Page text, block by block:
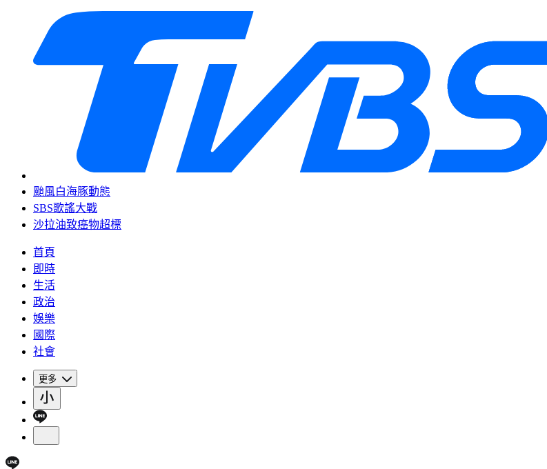
颱風白海豚動態
SBS歌謠大戰
沙拉油致癌物超標
首頁
即時
生活
政治
娛樂
國際
社會
更多